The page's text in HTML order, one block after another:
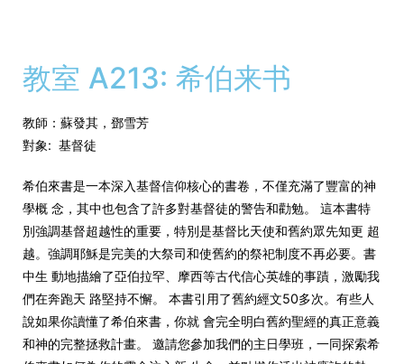
教室 A213: 希伯来书
教師：蘇發其，鄧雪芳
對象: 基督徒
希伯來書是一本深入基督信仰核心的書卷，不僅充滿了豐富的神
學概 念，其中也包含了許多對基督徒的警告和勸勉。 這本書特
別強調基督超越性的重要， 特別是基督比天使和舊約眾先知更 超
越。強調耶穌是完美的大祭司和使舊約的祭祀制度不再必要。 書
中生 動地描繪了亞伯拉罕、摩西等古代信心英雄的事蹟， 激勵我
們在奔跑天 路堅持不懈。 本書引用了舊約經文50多次。有些人
說如果你讀懂了希伯來書， 你就 會完全明白舊約聖經的真正意義
和神的完整拯救計畫。 邀請您參加我們的主日學班， 一同探索希